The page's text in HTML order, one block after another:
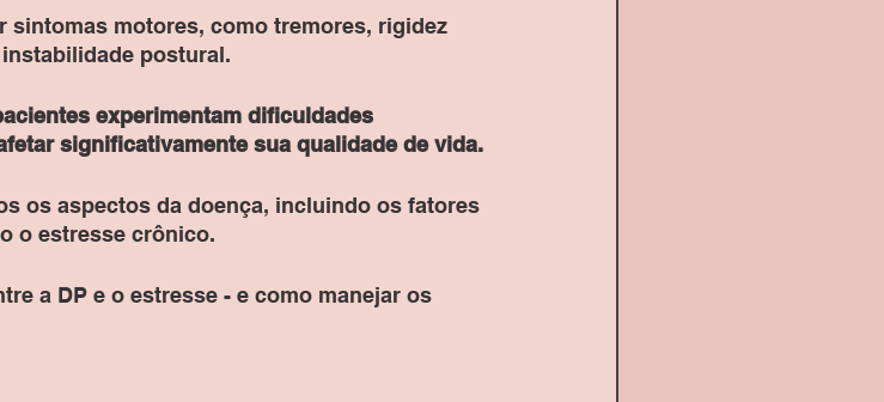
sintomas motores, como tremores, rigidez
postural.
experimentam dificuldades
significativamente sua qualidade de vida.
os aspectos da doença, incluindo os fatores
o estresse crônico.
a DP e o estresse - e como manejar os